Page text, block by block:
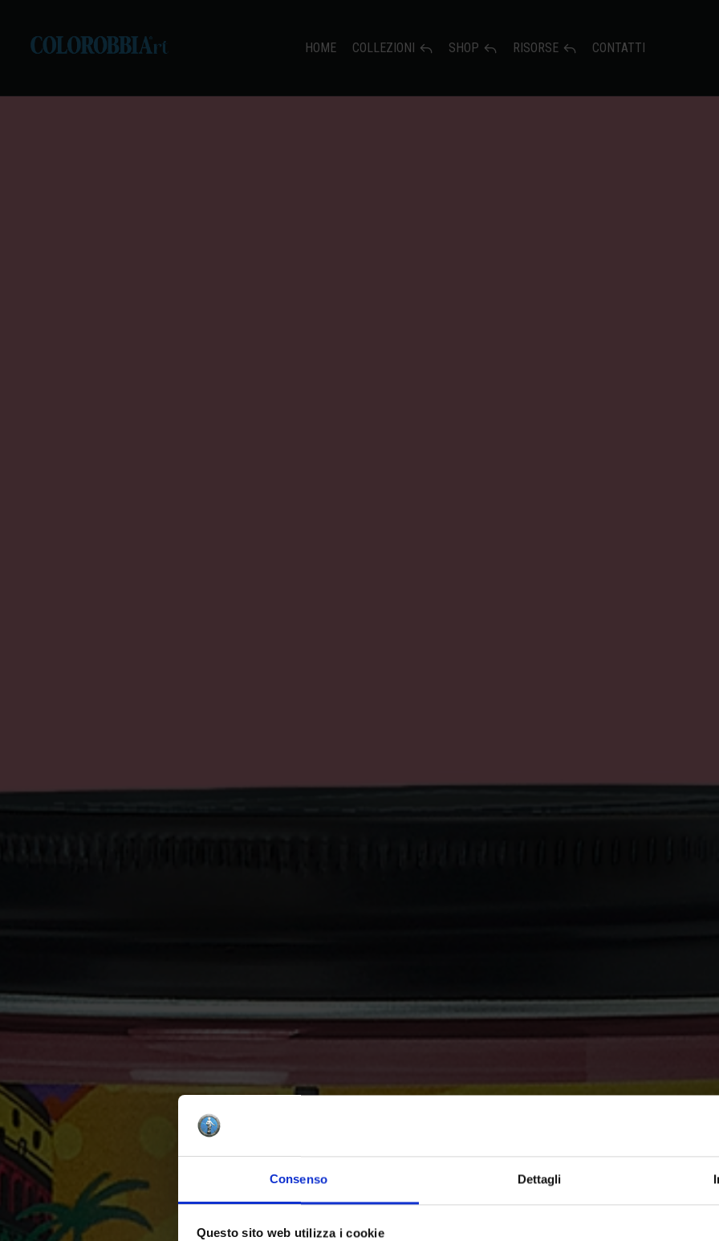
Consenso Dettagli
Questo sito web utilizza i cookie
HOME COLLEZIONI SHOP RISORSE CONTATTI